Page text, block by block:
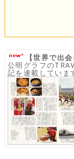
【世界で出
公明グラフの
記を連載していま